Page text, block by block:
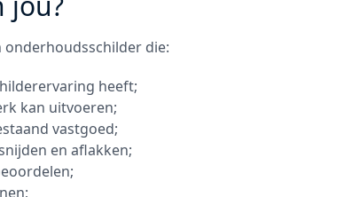
onderhoudsschilder die:
heeft;
kan uitvoeren;
vastgoed;
en aflakken;